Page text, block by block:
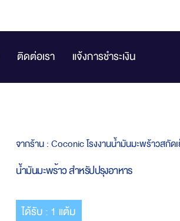
ติดต่อเรา แจ้งการชำระเงิน
จากร้าน :Coconic โรงงานน้ำมันมะพร้าวสกัด
น้ำมันมะพร้าว สำหรัปปรุงอาหาร
ได้รับ : 1 แต้ม